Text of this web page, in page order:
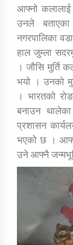
तातोपानी
तातोपानी गाउँपालिका
सम्बन्धी सूचना सन्देश
तातोपानी गाउँपालिका
तातोपानी गाउँपालिका
आफ्नो कलालाई
उनले
नगरपालिका
हाल जुम्ला
। जौसि मुर्ति
भयो । उनको
। भारतको
बनाउन
प्रशासन
भएको छ ।
उने आफ्नै